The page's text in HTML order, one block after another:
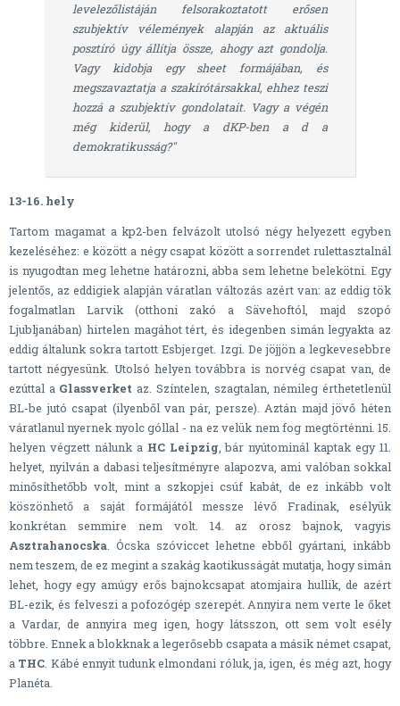
levelezőlistáján felsorakoztatott erősen
szubjektív vélemények alapján az aktuális
posztíró úgy állítja össze, ahogy azt gondolja.
Vagy kidobja egy sheet formájában, és
megszavaztatja a szakírótársakkal, ehhez teszi
hozzá a szubjektív gondolatait. Vagy a végén
még kiderül, hogy a dKP-ben a d a
demokratikusság?"
13-16. hely
Tartom magamat a kp2-ben felvázolt utolsó négy helyezett egyben
kezeléséhez: e között a négy csapat között a sorrendet rulettasztalnál
is nyugodtan meg lehetne határozni, abba sem lehetne belekötni. Egy
jelentős, az eddigiek alapján váratlan változás azért van: az eddig tök
fogalmatlan Larvik (otthoni zakó a Sävehoftól, majd szopó
Ljubljanában) hirtelen magáhot tért, és idegenben simán legyakta az
eddig általunk sokra tartott Esbjerget. Izgi. De jöjjön a legkevesebbre
tartott négyesünk. Utolsó helyen továbbra is norvég csapat van, de
ezúttal a Glassverket az. Színtelen, szagtalan, némileg érthetetlenül
BL-be jutó csapat (ilyenből van pár, persze). Aztán majd jövő héten
váratlanul nyernek nyolc góllal - na ez velük nem fog megtörténni. 15.
helyen végzett nálunk a HC Leipzig, bár nyútominál kaptak egy 11.
helyet, nyilván a dabasi teljesítményre alapozva, ami valóban sokkal
minősíthetőbb volt, mint a szkopjei csúf kabát, de ez inkább volt
köszönhető a saját formájától messze lévő Fradinak, esélyük
konkrétan semmire nem volt. 14. az orosz bajnok, vagyis
Asztrahanocska. Ócska szóviccet lehetne ebből gyártani, inkább
nem teszem, de ez megint a szakág kaotikusságát mutatja, hogy simán
lehet, hogy egy amúgy erős bajnokcsapat atomjaira hullik, de azért
BL-ezik, és felveszi a pofozógép szerepét. Annyira nem verte le őket
a Vardar, de annyira meg igen, hogy látsszon, ott sem volt esély
többre. Ennek a blokknak a legerősebb csapata a másik német csapat,
a THC. Kábé ennyit tudunk elmondani róluk, ja, igen, és még azt, hogy
Planéta.